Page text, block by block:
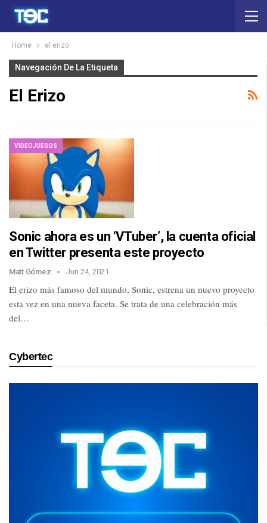
Home el erizo
Navegación De La Etiqueta
El Erizo
VIDEOJUEGOS
Sonic ahora es un ‘VTuber’, la cuenta oficial
en Twitter presenta este proyecto
Matt Gómez Jun 24, 2021
El erizo más famoso del mundo, Sonic, estrena un nuevo proyecto
esta vez en una nueva faceta. Se trata de una celebración más
del…
Cybertec